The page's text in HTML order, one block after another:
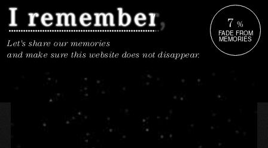
Let's share our memories
and make sure this website does not disappear.
7 %
FADE FROM
MEMORIES